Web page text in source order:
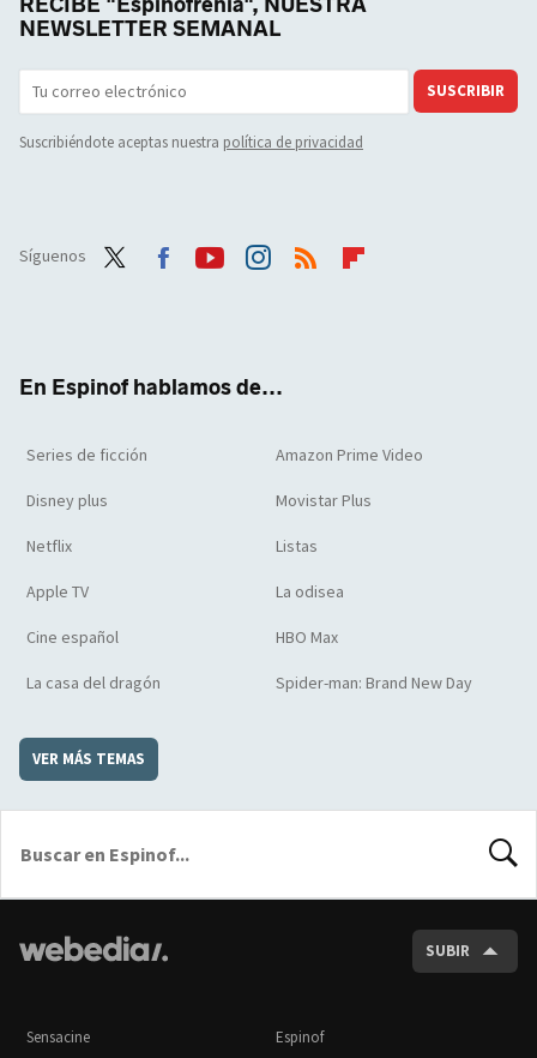
NEWSLETTER SEMANAL
SUSCRIBIR
Suscribiéndote aceptas nuestra política de privacidad
Síguenos
En Espinof hablamos de...
Series de ficción Amazon Prime Video
Disney plus Movistar Plus
Netflix Listas
Apple TV La odisea
Cine español HBO Max
La casa del dragón Spider-man: Brand New Day
VER MÁS TEMAS
SUBIR
Sensacine Espinof